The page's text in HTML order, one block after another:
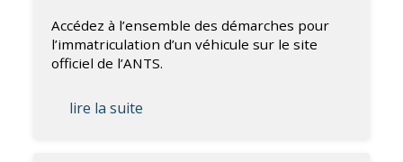
Accédez à l’ensemble des démarches pour
l’immatriculation d’un véhicule sur le site
officiel de l’ANTS.
lire la suite